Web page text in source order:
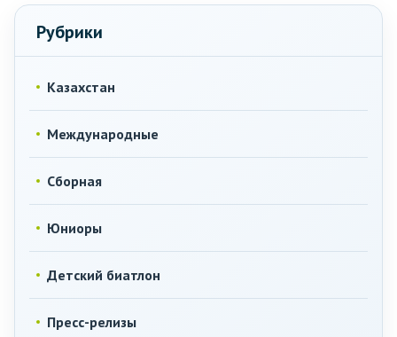
Рубрики
Казахстан
Международные
Сборная
Юниоры
Детский биатлон
Пресс-релизы